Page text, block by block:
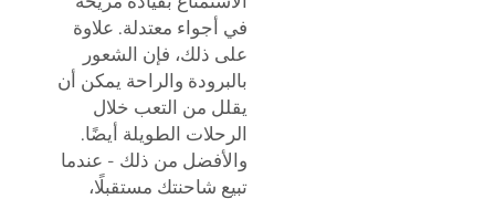
في أجواء معتدلة. علاوة
على ذلك، فإن الشعور
بالبرودة والراحة يمكن أن
يقلل من التعب خلال
الرحلات الطويلة أيضًا.
والأفضل من ذلك - عندما
تبيع شاحنتك مستقبلًا،